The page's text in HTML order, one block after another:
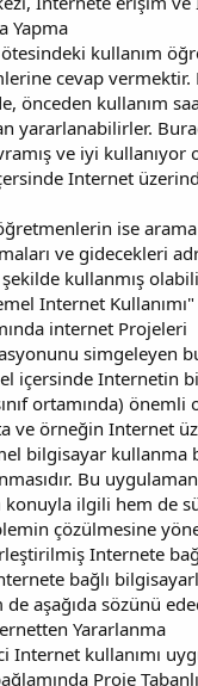
Yapma
ötesindeki kullanım
cevap
önceden kullanım
yararlanabilirler.
ve iyi
Internet
ise
ve gidecekleri
şekilde kullanmış
Internet
internet Projeleri
simgeleyen
içersinde Internetin
ortamında)
ve örneğin Internet
bilgisayar kullanma
Bu
konuyla ilgili hem de
çözülmesine
Internete
bağlı
aşağıda sözünü
Yararlanma
Internet kullanımı
Proje